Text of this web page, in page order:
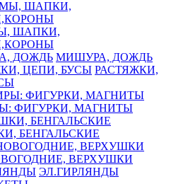
ШАПКИ,
МИШУРА, ДОЖДЬ
РАСТЯЖКИ,
ФИГУРКИ, МАГНИТЫ
БЕНГАЛЬСКИЕ
ВЕРХУШКИ
ЭЛ.ГИРЛЯНДЫ